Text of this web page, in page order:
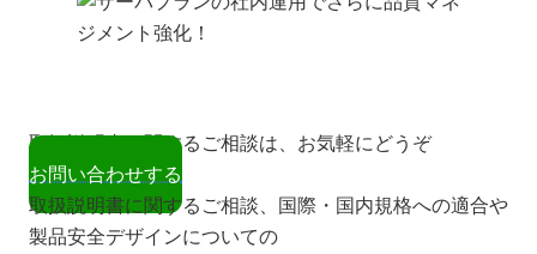
取扱説明書に関するご相談は、お気軽にどうぞ
お問い合わせする
取扱説明書に関するご相談、国際・国内規格への適合や
製品安全デザインについての